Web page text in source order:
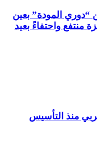
“دوري المودة” بعين
منتفع واحتفاءً بعيد
منذ التأسيس